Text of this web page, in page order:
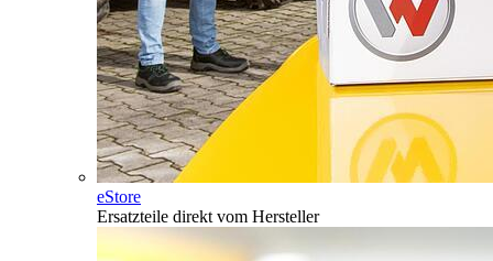
eStore
Ersatzteile direkt vom Hersteller